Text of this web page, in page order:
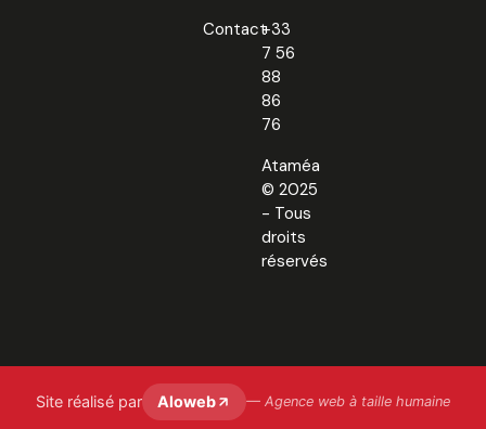
Contact+33
7 56
88
86
76
Ataméa
© 2025
- Tous
droits
réservés
Site réalisé par Aloweb — Agence web à taille humaine